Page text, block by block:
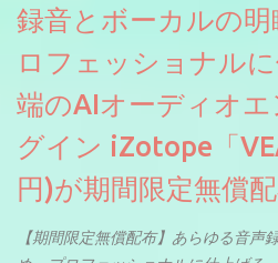
録音とボーカルの
ロフェッショナル
端のAIオーディオ
グイン iZotope「
円)が期間限定無償配
【期間限定無償配布】あらゆる音声